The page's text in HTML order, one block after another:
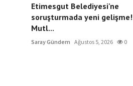
Etimesgut Belediyesi'ne
soruşturmada yeni gelişme!
Mutl...
Saray Gündem Ağustos 5, 2026 0